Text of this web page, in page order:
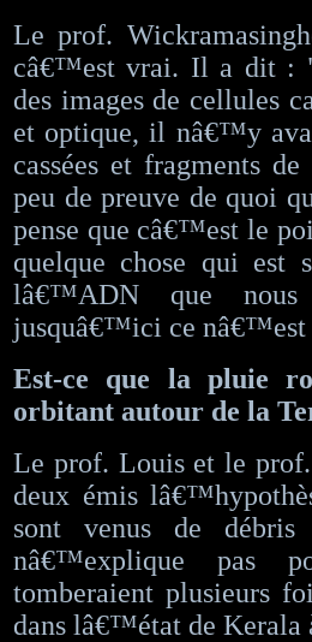
Le prof.
câ€™est vrai. Il a dit :
des images de cellules
et optique, il nâ€™y
cassées et fragments
peu de preuve de quoi
pense que câ€™est le
quelque chose qui est
lâ€™ADN que
jusquâ€™ici ce nâ€™est
Est-ce que la pluie
orbitant autour de la
Le prof. Louis et le
deux émis
sont venus de
nâ€™explique pas
tomberaient plusieurs
dans lâ€™état de